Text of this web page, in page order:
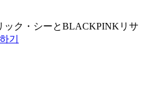
ック・シーとBLACKPINKリサ
기